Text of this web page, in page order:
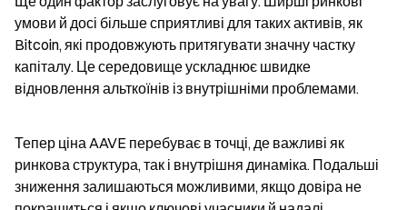
умови й досі більше сприятливі для таких активів, як
Bitcoin, які продовжують притягувати значну частку
капіталу. Це середовище ускладнює швидке
відновлення альткоїнів із внутрішніми проблемами.
Тепер ціна AAVE перебуває в точці, де важливі як
ринкова структура, так і внутрішня динаміка. Подальші
зниження залишаються можливими, якщо довіра не